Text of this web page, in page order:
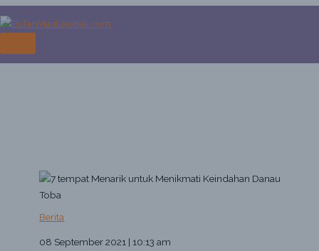
to
7 tempat Menarik untuk
Menikmati Keindahan Danau Toba
Berita
08 September 2021 | 10:13 am